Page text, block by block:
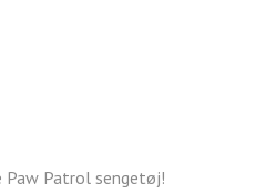
Paw Patrol sengetøj!